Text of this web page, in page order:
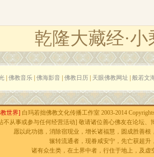
乾隆大藏经·
佛教音乐 佛海影音 佛教日历 天眼佛教网址 般若文
世界] 白玛若拙佛教文化传播工作室 2003-2014
不从事或参与任何经营活动] 敬请诸位善心佛友在论坛
愿以此功德，消除宿现业，增长诸福慧，圆成胜善
辗转流通者，现眷咸安宁，先亡获超
诸有众生类，在土界中者，行住于地上，及